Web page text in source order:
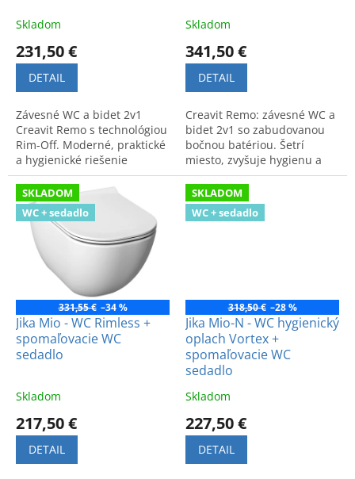
oSkladom
231,50 €
DETAIL
Závesné WC a bidet 2v1
Creavit Remo s technológiou
Rim-Off. Moderné, praktické
a hygienické riešenie
šetriace miesto v kúpeľni.
Vyrobené pre komfort a štýl.
Skladom
341,50 €
DETAIL
Creavit Remo: závesné WC a
bidet 2v1 so zabudovanou
bočnou batériou. Šetrí
miesto, zvyšuje hygienu a
komfort. Moderné a
praktické riešenie do
kúpeľne.
SKLADOM
WC + sedadlo
331,55 € –34 %
Jika Mio - WC Rimless +
spomaľovacie WC
sedadlo
Skladom
217,50 €
DETAIL
SKLADOM
WC + sedadlo
318,50 € –28 %
Jika Mio-N - WC hygienický
oplach Vortex +
spomaľovacie WC
sedadlo
Skladom
227,50 €
DETAIL